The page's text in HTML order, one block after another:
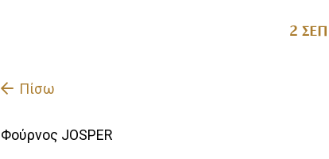
2
Πίσω
Φούρνος JOSPER